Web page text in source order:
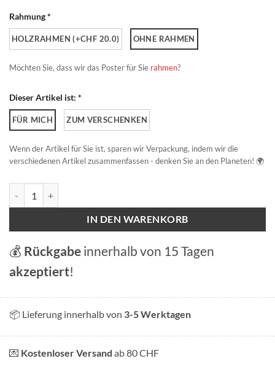
Rahmung *
HOLZRAHMEN (+CHF 20.0) OHNE RAHMEN
Möchten Sie, dass wir das Poster für Sie rahmen?
Dieser Artikel ist: *
FÜR MICH ZUM VERSCHENKEN
Wenn der Artikel für Sie ist, sparen wir Verpackung, indem wir die
verschiedenen Artikel zusammenfassen - denken Sie an den Planeten! 🌍
IN DEN WARENKORB
💰 Rückgabe innerhalb von 15 Tagen
akzeptiert!
📦 Lieferung innerhalb von 3-5 Werktagen
💌 Kostenloser Versand ab 80 CHF